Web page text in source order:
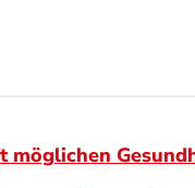
möglichen